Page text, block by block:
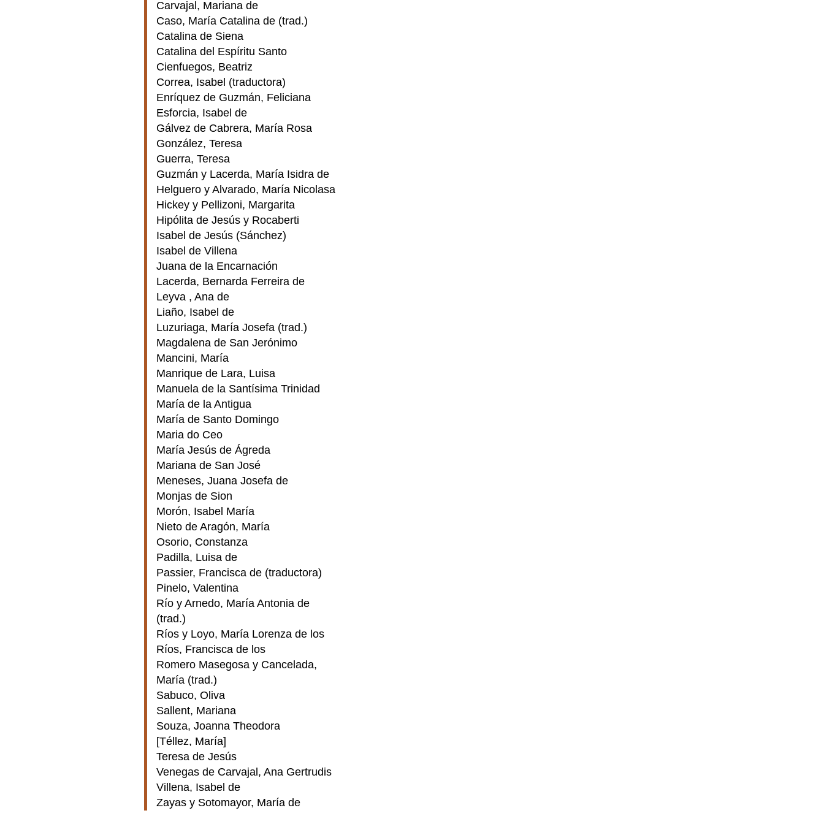
Carvajal, Mariana de
Caso, María Catalina de (trad.)
Catalina de Siena
Catalina del Espíritu Santo
Cienfuegos, Beatriz
Correa, Isabel (traductora)
Enríquez de Guzmán, Feliciana
Esforcia, Isabel de
Gálvez de Cabrera, María Rosa
González, Teresa
Guerra, Teresa
Guzmán y Lacerda, María Isidra de
Helguero y Alvarado, María Nicolasa
Hickey y Pellizoni, Margarita
Hipólita de Jesús y Rocaberti
Isabel de Jesús (Sánchez)
Isabel de Villena
Juana de la Encarnación
Lacerda, Bernarda Ferreira de
Leyva , Ana de
Liaño, Isabel de
Luzuriaga, María Josefa (trad.)
Magdalena de San Jerónimo
Mancini, María
Manrique de Lara, Luisa
Manuela de la Santísima Trinidad
María de la Antigua
María de Santo Domingo
Maria do Ceo
María Jesús de Ágreda
Mariana de San José
Meneses, Juana Josefa de
Monjas de Sion
Morón, Isabel María
Nieto de Aragón, María
Osorio, Constanza
Padilla, Luisa de
Passier, Francisca de (traductora)
Pinelo, Valentina
Río y Arnedo, María Antonia de
(trad.)
Ríos y Loyo, María Lorenza de los
Ríos, Francisca de los
Romero Masegosa y Cancelada,
María (trad.)
Sabuco, Oliva
Sallent, Mariana
Souza, Joanna Theodora
[Téllez, María]
Teresa de Jesús
Venegas de Carvajal, Ana Gertrudis
Villena, Isabel de
Zayas y Sotomayor, María de